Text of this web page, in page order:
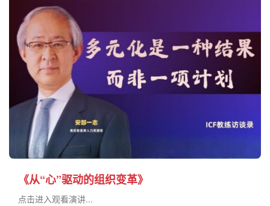
《从“心”驱动的组织变革》
点击进入观看演讲...